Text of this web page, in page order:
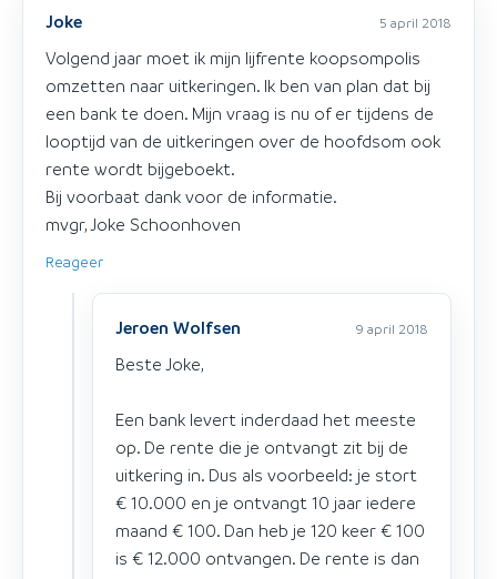
Joke 5 april 2018
Volgend jaar moet ik mijn lijfrente koopsompolis
omzetten naar uitkeringen. Ik ben van plan dat bij
een bank te doen. Mijn vraag is nu of er tijdens de
looptijd van de uitkeringen over de hoofdsom ook
rente wordt bijgeboekt.
Bij voorbaat dank voor de informatie.
mvgr, Joke Schoonhoven
Reageer
Jeroen Wolfsen 9 april 2018
Beste Joke,
Een bank levert inderdaad het meeste
op. De rente die je ontvangt zit bij de
uitkering in. Dus als voorbeeld: je stort
€ 10.000 en je ontvangt 10 jaar iedere
maand € 100. Dan heb je 120 keer € 100
is € 12.000 ontvangen. De rente is dan